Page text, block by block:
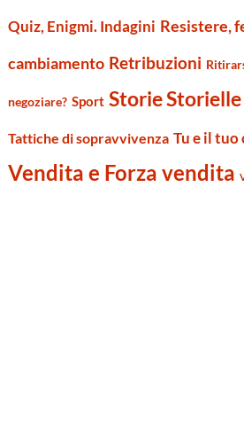
Quiz, Enigmi. Indagini Resistere,
cambiamento Retribuzioni
negoziare? Sport Storie
Tattiche di sopravvivenza Tu e il tuo
Vendita e Forza vendita